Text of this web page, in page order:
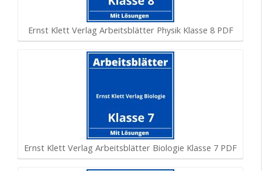
Ernst Klett Verlag Arbeitsblätter Physik Klasse 8 PDF
Ernst Klett Verlag Arbeitsblätter Biologie Klasse 7 PDF